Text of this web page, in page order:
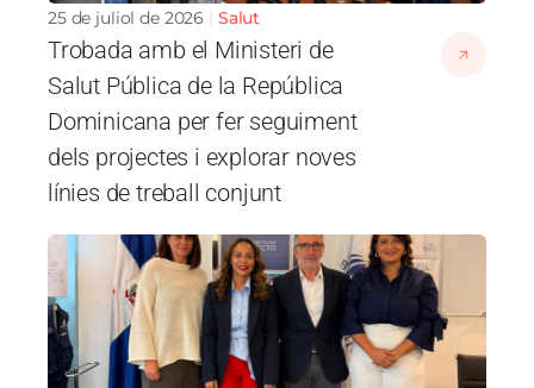
25 de juliol de 2026 Salut
Trobada amb el Ministeri de
Salut Pública de la República
Dominicana per fer seguiment
dels projectes i explorar noves
línies de treball conjunt
Imatge